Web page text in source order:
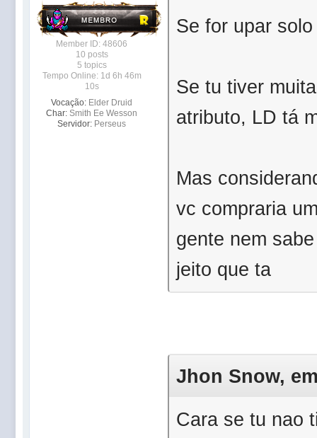
Member ID: 48606
10 posts
5 topics
Tempo Online: 1d 6h 46m
10s
Vocação: Elder Druid
Char: Smith Ee Wesson
Servidor: Perseus
Se for upar
Se tu tiver
atributo, LD tá
Mas
vc compraria
gente nem
jeito que ta
Jhon Snow,
Cara se tu nao